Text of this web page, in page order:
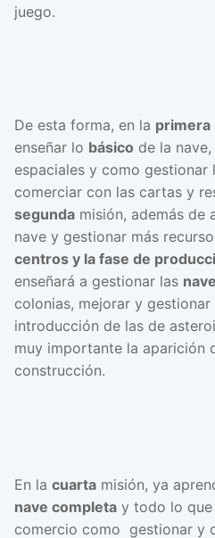
juego.
De esta forma, en la primera
enseñar lo básico de la
espaciales y como gestionar
comerciar con las cartas y
segunda misión, además de
nave y gestionar más
centros y la fase de
enseñará a gestionar las
colonias, mejorar y
introducción de las de
muy importante la aparición
construcción.
En la cuarta misión, ya
nave completa y todo lo que
comercio como gestionar y